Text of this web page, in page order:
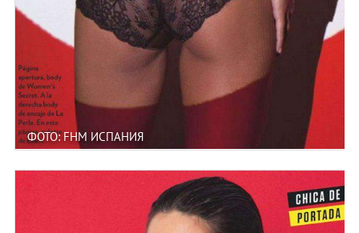
ФОТО: FHM ИСПАНИЯ